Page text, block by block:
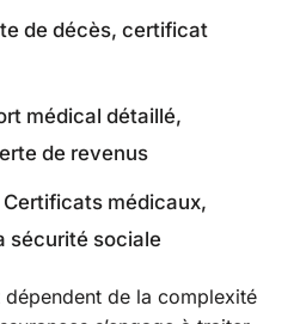
de décès, certificat
médical détaillé,
de revenus
Certificats médicaux,
sécurité sociale
de la complexité